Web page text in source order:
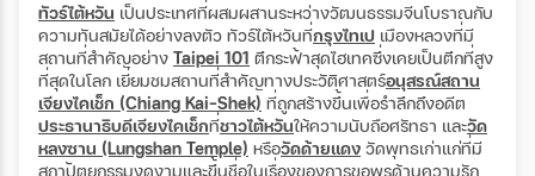
ทัวร์ไต้หวัน เป็นประเทศที่ผสมผสานระหว่างวัฒนธรรมจีนโบราณกับ
ความทันสมัยได้อย่างลงตัว ทัวร์ไต้หวันที่กรุงไทเป เมืองหลวงที่มี
สถานที่สำคัญอย่าง Taipei 101 ตึกระฟ้าสุดไฮเทคซึ่งเคยเป็นตึกที่สูง
ที่สุดในโลก เยี่ยมชมสถานที่สำคัญทางประวัติศาสตร์อนุสรณ์สถาน
เจียงไคเช็ก (Chiang Kai-Shek) ที่ถูกสร้างขึ้นเพื่อรำลึกถึงอดีต
ประธานาธิบดีเจียงไคเช็กที่ชาวไต้หวันให้ความนับถือศรัทธา และวัด
หลงซาน (Lungshan Temple) หรือวัดด้ายแดง วัดพุทธเก่าแก่ที่มี
สถาปัตยกรรมงดงามและขึ้นชื่อในเรื่องของการขอพรด้านความรัก